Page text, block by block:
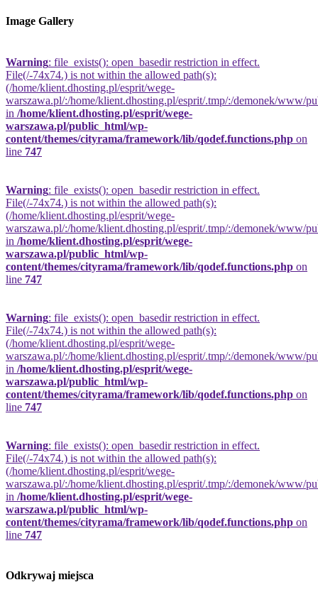
Image Gallery
Warning: file_exists(): open_basedir restriction in effect.
File(/-74x74.) is not within the allowed path(s):
(/home/klient.dhosting.pl/esprit/wege-
warszawa.pl/:/home/klient.dhosting.pl/esprit/.tmp/:/demonek/www/
in /home/klient.dhosting.pl/esprit/wege-
warszawa.pl/public_html/wp-
content/themes/cityrama/framework/lib/qodef.functions.php on
line 747
Warning: file_exists(): open_basedir restriction in effect.
File(/-74x74.) is not within the allowed path(s):
(/home/klient.dhosting.pl/esprit/wege-
warszawa.pl/:/home/klient.dhosting.pl/esprit/.tmp/:/demonek/www/
in /home/klient.dhosting.pl/esprit/wege-
warszawa.pl/public_html/wp-
content/themes/cityrama/framework/lib/qodef.functions.php on
line 747
Warning: file_exists(): open_basedir restriction in effect.
File(/-74x74.) is not within the allowed path(s):
(/home/klient.dhosting.pl/esprit/wege-
warszawa.pl/:/home/klient.dhosting.pl/esprit/.tmp/:/demonek/www/
in /home/klient.dhosting.pl/esprit/wege-
warszawa.pl/public_html/wp-
content/themes/cityrama/framework/lib/qodef.functions.php on
line 747
Warning: file_exists(): open_basedir restriction in effect.
File(/-74x74.) is not within the allowed path(s):
(/home/klient.dhosting.pl/esprit/wege-
warszawa.pl/:/home/klient.dhosting.pl/esprit/.tmp/:/demonek/www/
in /home/klient.dhosting.pl/esprit/wege-
warszawa.pl/public_html/wp-
content/themes/cityrama/framework/lib/qodef.functions.php on
line 747
Odkrywaj miejsca